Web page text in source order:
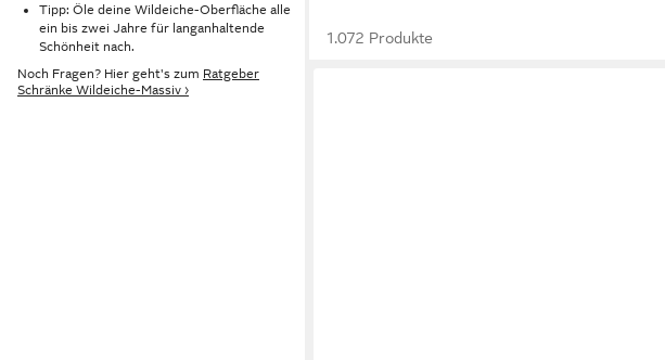
Tipp: Öle deine Wildeiche-Oberfläche alle
ein bis zwei Jahre für langanhaltende
Schönheit nach.
Noch Fragen? Hier geht's zum Ratgeber
Schränke Wildeiche-Massiv ›
1.072 Produkte